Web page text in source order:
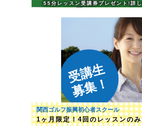
55分レッスン受講券プレゼント!詳
受講生
募集！
関西ゴルフ振興初心者スクール
1ヶ月限定！4回のレッスンの